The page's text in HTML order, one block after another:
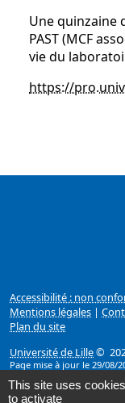
Une quinzaine
PAST (MCF
vie du
https://
Accessibilité : non
Mentions légales |
Plan du site
Université de Lille©
Page mise à jour le 29/08/
This site uses
to activate